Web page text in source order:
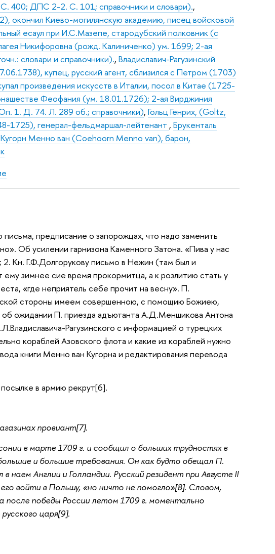
400; ДПС 2-2. С. 101; справочники и словари).,
окончил Киево-могилянскую академию, писец войсковой
есаул при И.С.Мазепе, стародубский полковник (с
Никифоровна (рожд. Калиниченко) ум. 1699; 2-ая
словари и справочники).,Владиславич-Рагузинский
купец, русский агент, сблизился с Петром (1703)
произведения искусств в Италии, посол в Китае (1725-
Феофания (ум. 18.01.1726); 2-ая Вирджиния
1. Д. 74. Л. 289 об.; справочники),Гольц Генрих, (Goltz,
1725), генерал-фельдмаршал-лейтенант ,Брукенталь
Кугорн Менно ван (Coehoorn Menno van), барон,
предписание о запорожцах, что надо заменить
Об усилении гарнизона Каменного Затона. «Пива у нас
2. Кн. Г.Ф.Долгорукову письмо в Нежин (там был и
зимнее сие время прокормитца, а к розлитию стать у
«где неприятель себе прочит на весну». П.
стороны имеем совершенною, с помощию Божиею,
ожидании П. приезда адъютанта А.Д.Меншикова Антона
Рагузинского с информацией о турецких
кораблей Азовского флота и какие из кораблей нужно
книги Менно ван Кугорна и редактирования перевода
в армию рекрут[6].
провиант[7].
в марте 1709 г. и сообщил о больших трудностях в
и большие требования. Он как будто обещал П.
Англии и Голландии. Русский резидент при Августе II
войти в Польшу, «но ничто не помогло»[8]. Словом,
после победы России летом 1709 г. моментально
царя[9].